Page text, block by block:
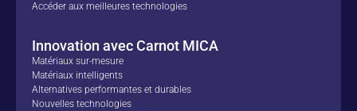
Accéder aux meilleures technologies
Innovation avec Carnot MICA
Matériaux sur-mesure
Matériaux intelligents
Alternatives performantes et durables
Nouvelles technologies